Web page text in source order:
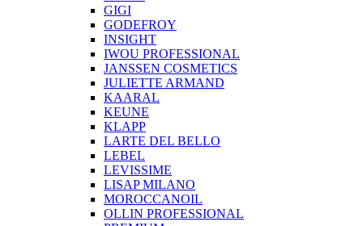
GIGI
GODEFROY
INSIGHT
IWOU PROFESSIONAL
JANSSEN COSMETICS
JULIETTE ARMAND
KAARAL
KEUNE
KLAPP
LARTE DEL BELLO
LEBEL
LEVISSIME
LISAP MILANO
MOROCCANOIL
OLLIN PROFESSIONAL